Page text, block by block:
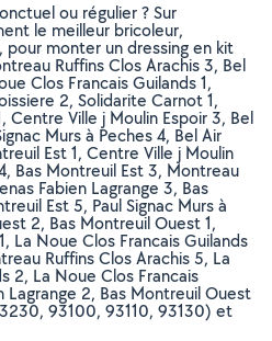
ou régulier ? Sur
le meilleur bricoleur,
monter un dressing en kit
Ruffins Clos Arachis 3, Bel
Clos Francais Guilands 1,
2, Solidarite Carnot 1,
Centre Ville j Moulin Espoir 3, Bel
Murs à Peches 4, Bel Air
Est 1, Centre Ville j Moulin
Bas Montreuil Est 3, Montreau
Fabien Lagrange 3, Bas
Est 5, Paul Signac Murs à
2, Bas Montreuil Ouest 1,
La Noue Clos Francais Guilands
Ruffins Clos Arachis 5, La
2, La Noue Clos Francais
Lagrange 2, Bas Montreuil Ouest
93100, 93110, 93130) et